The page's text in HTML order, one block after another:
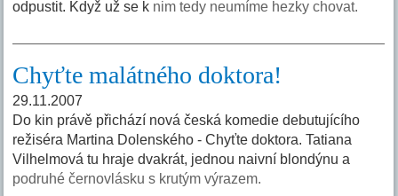
odpustit. Když už se k nim tedy neumíme hezky chovat.
Chyťte malátného doktora!
29.11.2007
Do kin právě přichází nová česká komedie debutujícího
režiséra Martina Dolenského - Chyťte doktora. Tatiana
Vilhelmová tu hraje dvakrát, jednou naivní blondýnu a
podruhé černovlásku s krutým výrazem.